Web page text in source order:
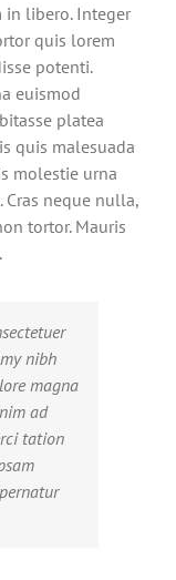
in libero. Integer
quis lorem
potenti.
euismod
platea
quis malesuada
molestie urna
neque nulla,
tortor. Mauris
nibh
magna
ad
tation